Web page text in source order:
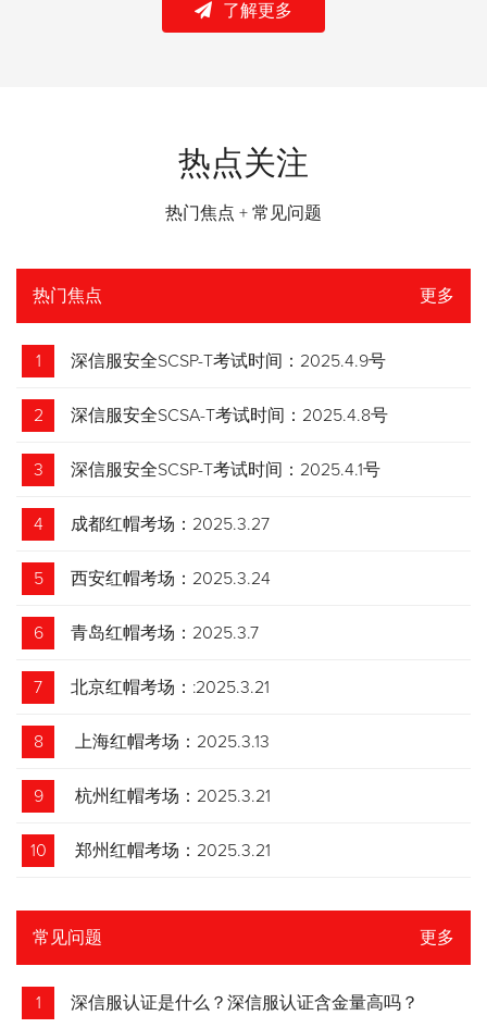
了解更多
热点关注
热门焦点 + 常见问题
热门焦点 更多
1 深信服安全SCSP-T考试时间：2025.4.9号
2 深信服安全SCSA-T考试时间：2025.4.8号
3 深信服安全SCSP-T考试时间：2025.4.1号
4 成都红帽考场：2025.3.27
5 西安红帽考场：2025.3.24
6 青岛红帽考场：2025.3.7
7 北京红帽考场：:2025.3.21
8 上海红帽考场：2025.3.13
9 杭州红帽考场：2025.3.21
10 郑州红帽考场：2025.3.21
常见问题 更多
1 深信服认证是什么？深信服认证含金量高吗？